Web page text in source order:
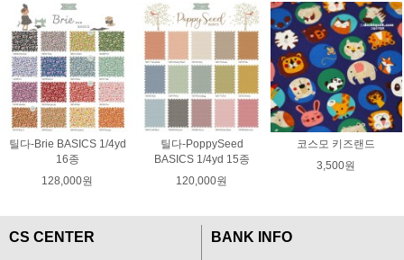
틸다-Brie BASICS 1/4yd
16종
128,000원
틸다-PoppySeed
BASICS 1/4yd 15종
120,000원
코스모 키즈랜드
3,500원
CS CENTER
BANK INFO